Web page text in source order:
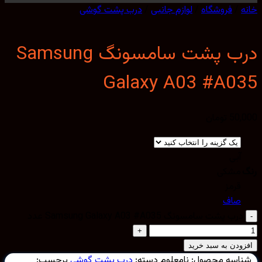
/فروشگاه/لوازم جانبی/درب پشت گوشی
درب پشت سامسونگ Samsung
Galaxy A03
درب پشت سامسونگ Samsung Galaxy A03 #A035 عدد
به سبد خرید